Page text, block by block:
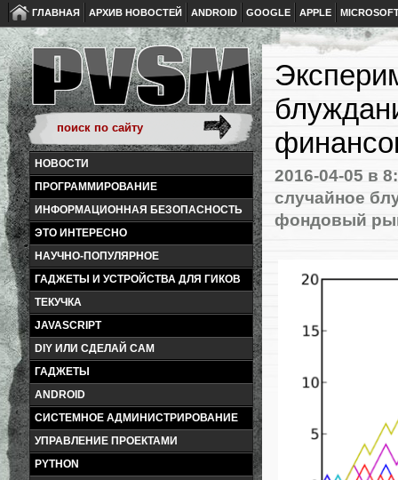
ГЛАВНАЯ АРХИВ НОВОСТЕЙ ANDROID GOOGLE APPLE
НОВОСТИ
ПРОГРАММИРОВАНИЕ
ИНФОРМАЦИОННАЯ БЕЗОПАСНОСТЬ
ЭТО ИНТЕРЕСНО
НАУЧНО-ПОПУЛЯРНОЕ
ГАДЖЕТЫ И УСТРОЙСТВА ДЛЯ ГИКОВ
ТЕКУЧКА
JAVASCRIPT
DIY ИЛИ СДЕЛАЙ САМ
ГАДЖЕТЫ
ANDROID
СИСТЕМНОЕ АДМИНИСТРИРОВАНИЕ
УПРАВЛЕНИЕ ПРОЕКТАМИ
PYTHON
2016-04-05 в
случайное
фондовый